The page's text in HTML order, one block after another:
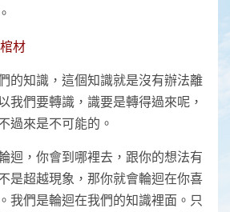
材
的知識，這個知識就是沒有辦法離
我們要轉識，識要是轉得過來呢，
過來是不可能的。
迴，你會到哪裡去，跟你的想法有
是超越現象，那你就會輪迴在你喜
我們是輪迴在我們的知識裡面。只